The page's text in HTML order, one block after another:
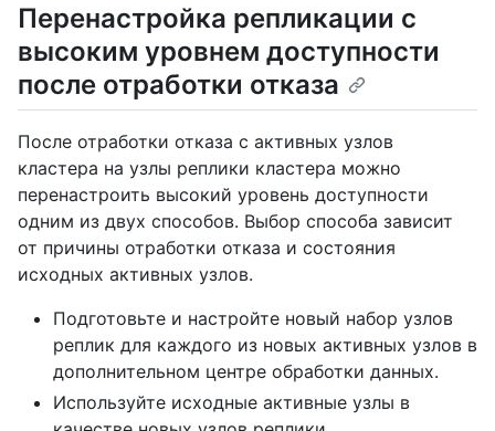
Перенастройка репликации с
высоким уровнем доступности
после отработки отказа
После отработки отказа с активных узлов
кластера на узлы реплики кластера можно
перенастроить высокий уровень доступности
одним из двух способов. Выбор способа зависит
от причины отработки отказа и состояния
исходных активных узлов.
Подготовьте и настройте новый набор узлов
реплик для каждого из новых активных узлов в
дополнительном центре обработки данных.
Используйте исходные активные узлы в